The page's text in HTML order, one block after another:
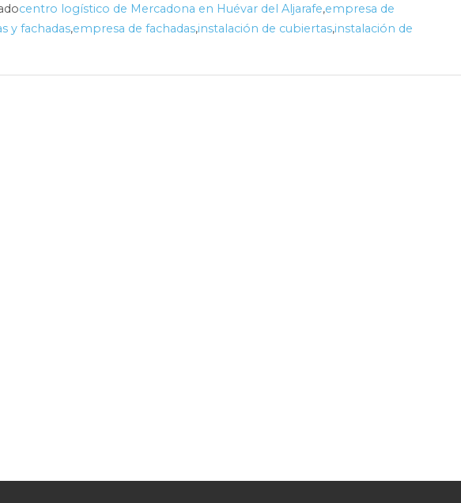
centro logístico de Mercadona en Huévar del Aljarafe,empresa de
y fachadas,empresa de fachadas,instalación de cubiertas,instalación de